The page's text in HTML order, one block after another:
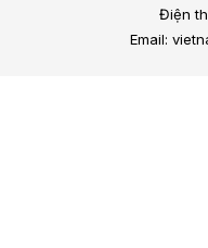
Điện
Email: